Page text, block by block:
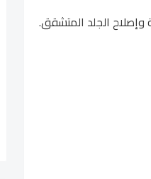
الجلد المتشقق.